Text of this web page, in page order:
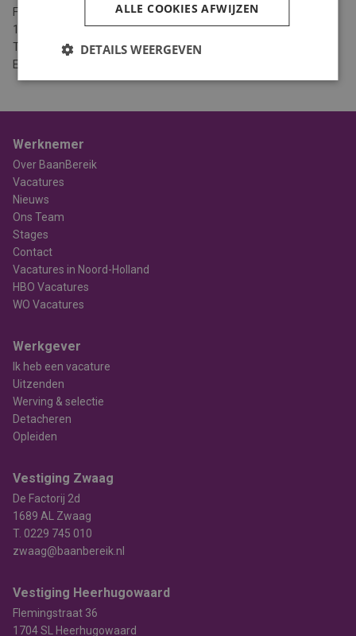
Flemingstraat 36
1704 SL Heerhugowaard
T. 072 3031111
E.
Werknemer
Over BaanBereik
Vacatures
Nieuws
Ons Team
Stages
Contact
Vacatures in Noord-Holland
HBO Vacatures
WO Vacatures
Werkgever
Ik heb een vacature
Uitzenden
Werving & selectie
Detacheren
Opleiden
Vestiging Zwaag
De Factorij 2d
1689 AL Zwaag
T. 0229 745 010
zwaag@baanbereik.nl
Vestiging Heerhugowaard
Flemingstraat 36
1704 SL Heerhugowaard
ALLE COOKIES AFWIJZEN
DETAILS WEERGEVEN